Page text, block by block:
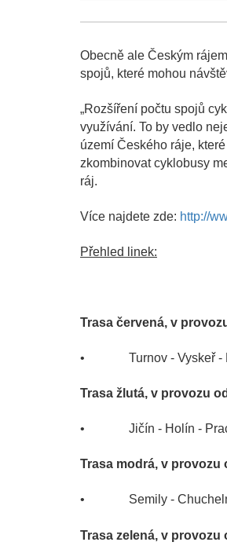
Obecně ale Českým
spojů, které mohou
„Rozšíření počtu spojů
využívání. To by vedlo
území Českého ráje,
zkombinovat cyklobusy
ráj.
Více najdete zde: http://
Přehled linek:
Trasa červená, v
• Turnov - Vyskeř -
Trasa žlutá, v provozu
• Jičín - Holín -
Trasa modrá, v provozu
• Semily - Chuchelna,
Trasa zelená, v provozu